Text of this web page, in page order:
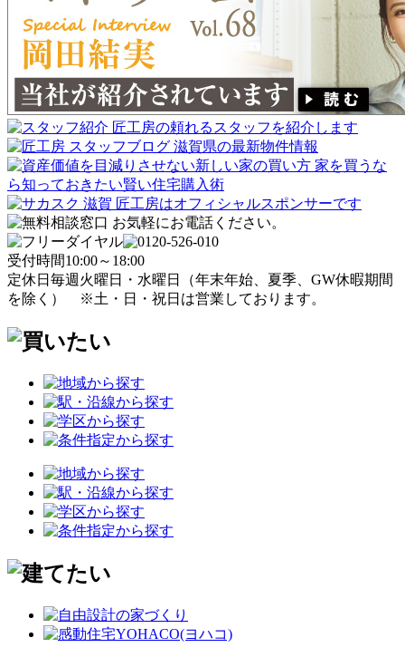
受付時間10:00～18:00
定休日 毎週火曜日・水曜日
（年末年始、夏季、GW休暇期間
を除く）
※土・日・祝日は営業しております。